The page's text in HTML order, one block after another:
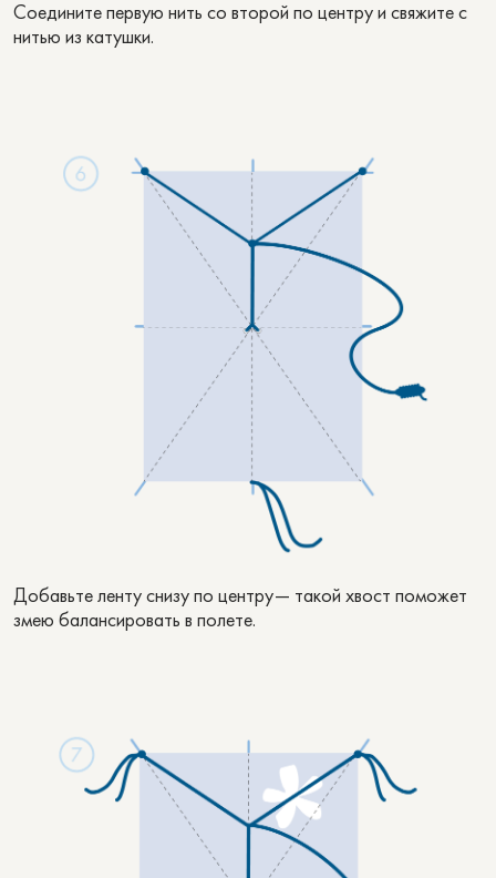
Соедините первую нить со второй по центру и свяжите с
нитью из катушки.
Добавьте ленту снизу по центру— такой хвост поможет
змею балансировать в полете.